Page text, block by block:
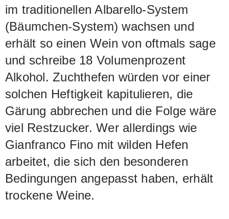
im traditionellen Albarello-System
(Bäumchen-System) wachsen und
erhält so einen Wein von oftmals sage
und schreibe 18 Volumenprozent
Alkohol. Zuchthefen würden vor einer
solchen Heftigkeit kapitulieren, die
Gärung abbrechen und die Folge wäre
viel Restzucker. Wer allerdings wie
Gianfranco Fino mit wilden Hefen
arbeitet, die sich den besonderen
Bedingungen angepasst haben, erhält
trockene Weine.